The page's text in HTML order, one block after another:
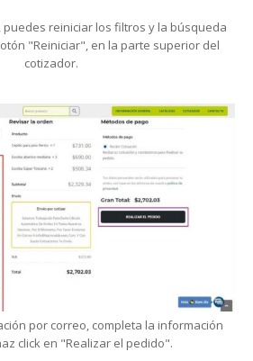
puedes reiniciar los filtros y la búsqueda
"Reiniciar", en la parte superior del
cotizador.
por correo, completa la información
click en "Realizar el pedido".